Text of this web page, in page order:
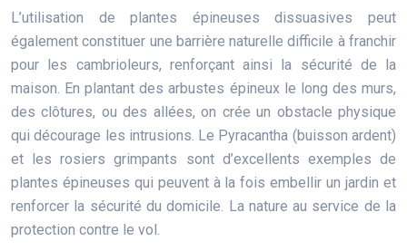
L’utilisation de plantes épineuses dissuasives peut
également constituer une barrière naturelle difficile à franchir
pour les cambrioleurs, renforçant ainsi la sécurité de la
maison. En plantant des arbustes épineux le long des murs,
des clôtures, ou des allées, on crée un obstacle physique
qui décourage les intrusions. Le Pyracantha (buisson ardent)
et les rosiers grimpants sont d’excellents exemples de
plantes épineuses qui peuvent à la fois embellir un jardin et
renforcer la sécurité du domicile. La nature au service de la
protection contre le vol.